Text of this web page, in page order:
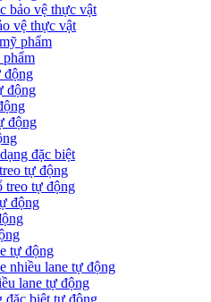
bảo vệ thực vật
vệ thực vật
phẩm
động
động
động
đặc biệt
tự động
treo tự động
động
tự động
nhiều lane tự động
lane tự động
đặc biệt tự động